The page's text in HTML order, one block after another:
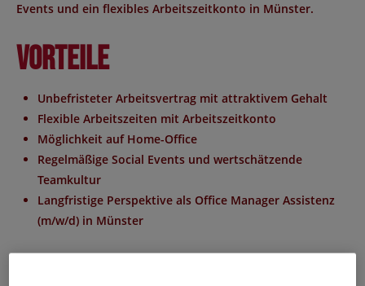
Events und ein flexibles Arbeitszeitkonto in Münster.
Vorteile
Unbefristeter Arbeitsvertrag mit attraktivem Gehalt
Flexible Arbeitszeiten mit Arbeitszeitkonto
Möglichkeit auf Home-Office
Regelmäßige Social Events und wertschätzende
Teamkultur
Langfristige Perspektive als Office Manager Assistenz
(m/w/d) in Münster